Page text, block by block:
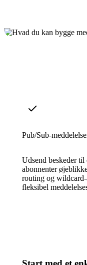
Pub/Sub-
Udsend beskeder
abonnenter
routing og
fleksibel